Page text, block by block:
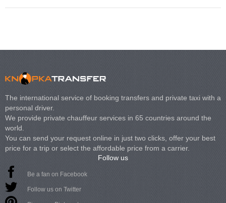
The international service of booking transfers and private taxi with a
personal driver.
We provide private chauffeur services in 65 countries around the
world.
You can send your request online in just two clicks, offer your best
price for a trip or select the affordable price from a carrier.
Follow us
Be a fan on Facebook
Follow us on Twitter